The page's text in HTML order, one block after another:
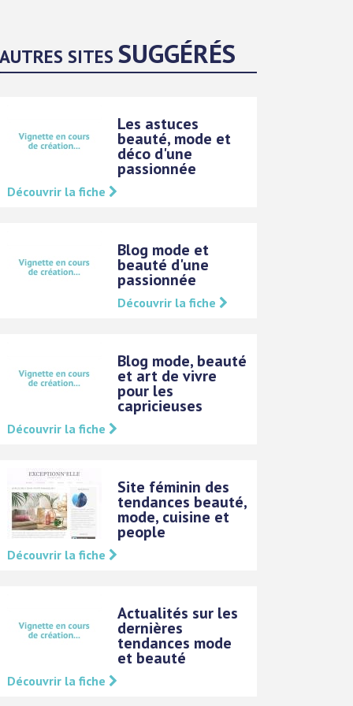
AUTRES SITESSUGGÉRÉS
Les astuces
beauté, mode et
déco d'une
passionnée
Découvrir la fiche
Blog mode et
beauté d'une
passionnée
Découvrir la fiche
Blog mode, beauté
et art de vivre
pour les
capricieuses
Découvrir la fiche
Site féminin des
tendances beauté,
mode, cuisine et
people
Découvrir la fiche
Actualités sur les
dernières
tendances mode
et beauté
Découvrir la fiche